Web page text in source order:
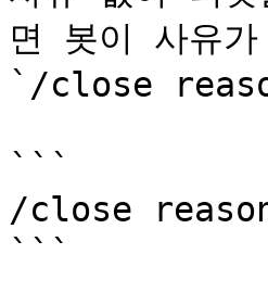
면 봇이 사유
`/close
```
/close
```